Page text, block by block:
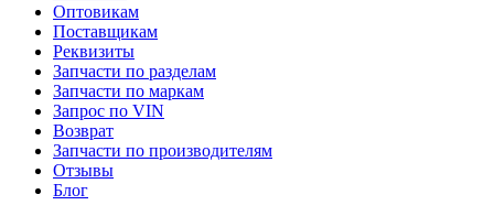
Оптовикам
Поставщикам
Реквизиты
Запчасти по разделам
Запчасти по маркам
Запрос по VIN
Возврат
Запчасти по производителям
Отзывы
Блог